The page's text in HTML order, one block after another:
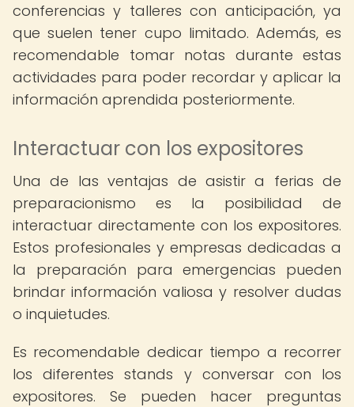
conferencias y talleres con anticipación, ya
que suelen tener cupo limitado. Además, es
recomendable tomar notas durante estas
actividades para poder recordar y aplicar la
información aprendida posteriormente.
Interactuar con los expositores
Una de las ventajas de asistir a ferias de
preparacionismo es la posibilidad de
interactuar directamente con los expositores.
Estos profesionales y empresas dedicadas a
la preparación para emergencias pueden
brindar información valiosa y resolver dudas
o inquietudes.
Es recomendable dedicar tiempo a recorrer
los diferentes stands y conversar con los
expositores. Se pueden hacer preguntas